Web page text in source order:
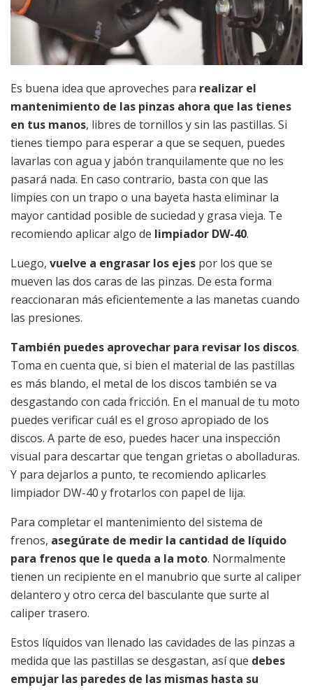
Es buena idea que aproveches para realizar el
mantenimiento de las pinzas ahora que las tienes
en tus manos, libres de tornillos y sin las pastillas. Si
tienes tiempo para esperar a que se sequen, puedes
lavarlas con agua y jabón tranquilamente que no les
pasará nada. En caso contrario, basta con que las
limpies con un trapo o una bayeta hasta eliminar la
mayor cantidad posible de suciedad y grasa vieja. Te
recomiendo aplicar algo de limpiador DW-40.
Luego, vuelve a engrasar los ejes por los que se
mueven las dos caras de las pinzas. De esta forma
reaccionaran más eficientemente a las manetas cuando
las presiones.
También puedes aprovechar para revisar los discos.
Toma en cuenta que, si bien el material de las pastillas
es más blando, el metal de los discos también se va
desgastando con cada fricción. En el manual de tu moto
puedes verificar cuál es el groso apropiado de los
discos. A parte de eso, puedes hacer una inspección
visual para descartar que tengan grietas o abolladuras.
Y para dejarlos a punto, te recomiendo aplicarles
limpiador DW-40 y frotarlos con papel de lija.
Para completar el mantenimiento del sistema de
frenos, asegúrate de medir la cantidad de líquido
para frenos que le queda a la moto. Normalmente
tienen un recipiente en el manubrio que surte al caliper
delantero y otro cerca del basculante que surte al
caliper trasero.
Estos líquidos van llenado las cavidades de las pinzas a
medida que las pastillas se desgastan, así que debes
empujar las paredes de las mismas hasta su